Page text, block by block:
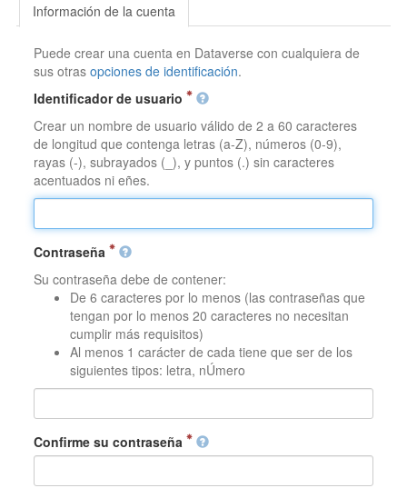
Información de la cuenta
Puede crear una cuenta en Dataverse con cualquiera de
sus otrasopciones de identificación.
Identificador de usuario
Crear un nombre de usuario válido de 2 a 60 caracteres
de longitud que contenga letras (a-Z), números (0-9),
rayas (-), subrayados (_), y puntos (.) sin caracteres
acentuados ni eñes.
Contraseña
Su contraseña debe de contener:
De 6 caracteres por lo menos (las contraseñas que
tengan por lo menos 20 caracteres no necesitan
cumplir más requisitos)
Al menos 1 carácter de cada tiene que ser de los
siguientes tipos: letra, nÚmero
Confirme su contraseña